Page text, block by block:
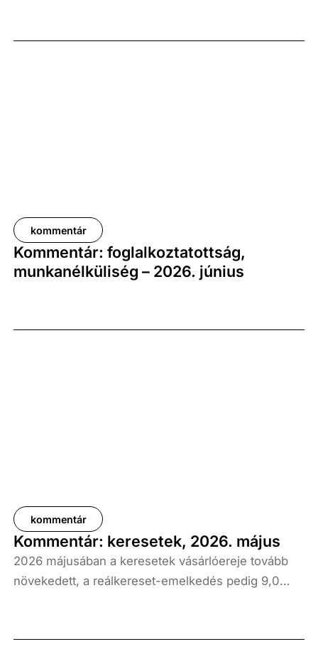
százalékkal, míg az előző negyedévhez képest 0,4
kommentár
Kommentár: foglalkoztatottság,
munkanélküliség – 2026. június
kommentár
Kommentár: keresetek, 2026. május
2026 májusában a keresetek vásárlóereje tovább
növekedett, a reálkereset-emelkedés pedig 9,0
százalékot, a nettóé 11,0 százalékot tett ki, emellett